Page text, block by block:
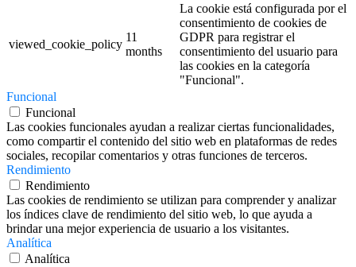
viewed_cookie_policy
11
months
La cookie está configurada por el
consentimiento de cookies de
GDPR para registrar el
consentimiento del usuario para
las cookies en la categoría
"Funcional".
Funcional
Funcional
Las cookies funcionales ayudan a realizar ciertas funcionalidades,
como compartir el contenido del sitio web en plataformas de redes
sociales, recopilar comentarios y otras funciones de terceros.
Rendimiento
Rendimiento
Las cookies de rendimiento se utilizan para comprender y analizar
los índices clave de rendimiento del sitio web, lo que ayuda a
brindar una mejor experiencia de usuario a los visitantes.
Analítica
Analítica